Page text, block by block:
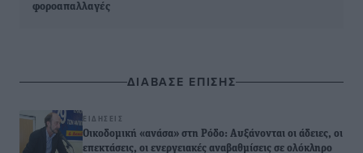
φοροαπαλλαγές
ΔΙΑΒΑΣΕ ΕΠΙΣΗΣ
ΕΙΔΉΣΕΙΣ
Οικοδομική «ανάσα» στη Ρόδο: Αυξάνονται οι άδειες, οι
επεκτάσεις, οι ενεργειακές αναβαθμίσεις σε ολόκληρο